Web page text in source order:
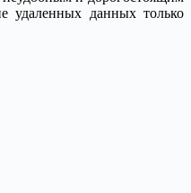
удаленных данных только